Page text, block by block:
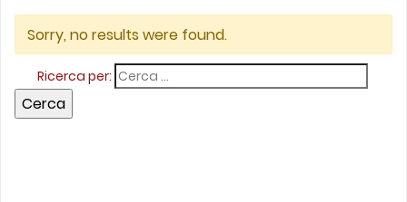
Sorry, no results were found.
Ricerca per: